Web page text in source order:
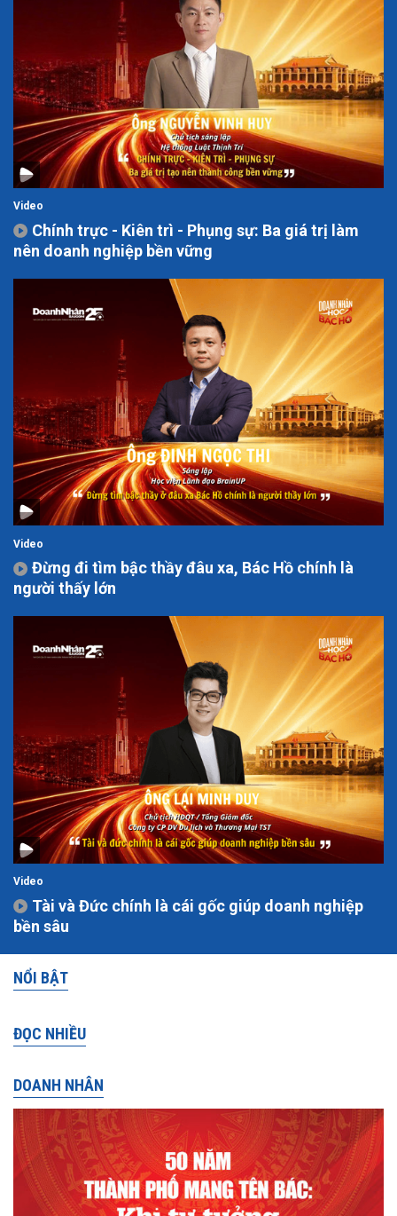
Video
Chính trực - Kiên trì - Phụng sự: Ba giá trị làm
nên doanh nghiệp bền vững
Video
Đừng đi tìm bậc thầy đâu xa, Bác Hồ chính là
người thấy lớn
Video
Tài và Đức chính là cái gốc giúp doanh nghiệp
bền sâu
NỔI BẬT
ĐỌC NHIỀU
DOANH NHÂN